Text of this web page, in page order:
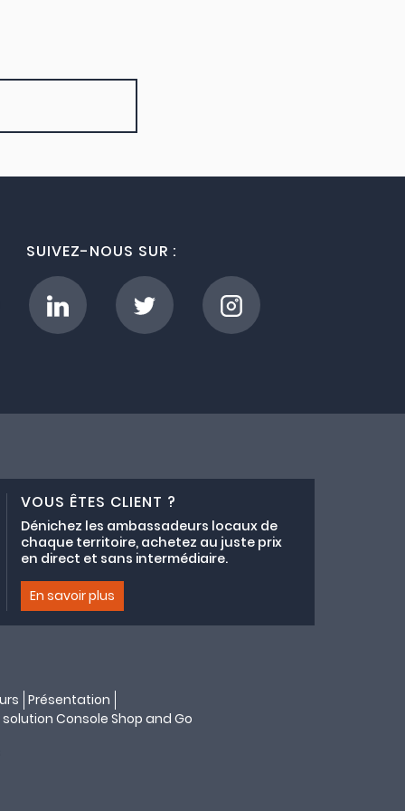
SUIVEZ-NOUS SUR :
VOUS ÊTES CLIENT ?
Dénichez les ambassadeurs locaux de
chaque territoire, achetez au juste prix
en direct et sans intermédiaire.
En savoir plus
Présentation
Console Shop and Go